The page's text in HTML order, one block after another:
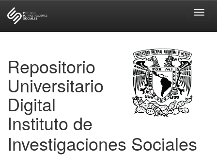
Repositorio
Universitario
Digital
Instituto de
Investigaciones Sociales